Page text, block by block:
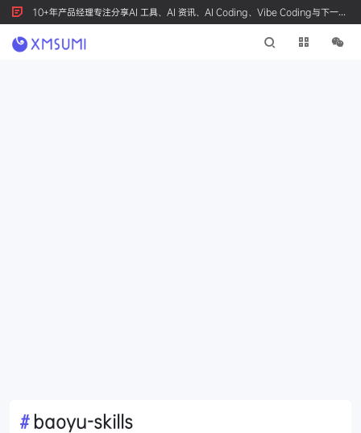
10+年产品经理专注分享AI 工具、AI 资讯、AI Coding、Vibe Coding与下一代
产品创新，按 Ctrl+D 收藏我们
#baoyu-skills